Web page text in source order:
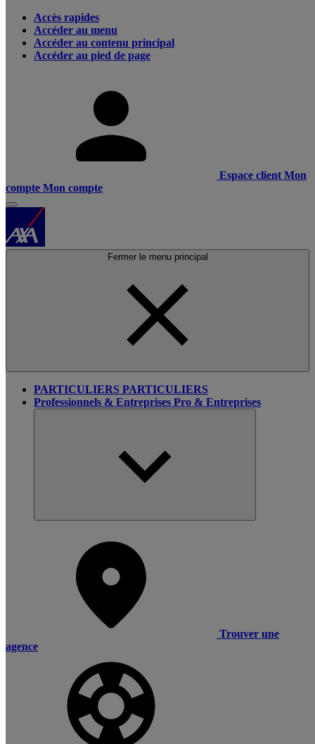
Accès rapides
Accéder au menu
Accéder au contenu principal
Accéder au pied de page
Espace client Mon
compte Mon compte
Fermer le menu principal
PARTICULIERS PARTICULIERS
Professionnels & Entreprises Pro & Entreprises
Trouver une
agence